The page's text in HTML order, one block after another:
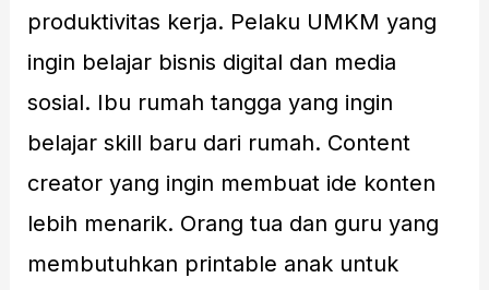
produktivitas kerja. Pelaku UMKM yang
ingin belajar bisnis digital dan media
sosial. Ibu rumah tangga yang ingin
belajar skill baru dari rumah. Content
creator yang ingin membuat ide konten
lebih menarik. Orang tua dan guru yang
membutuhkan printable anak untuk